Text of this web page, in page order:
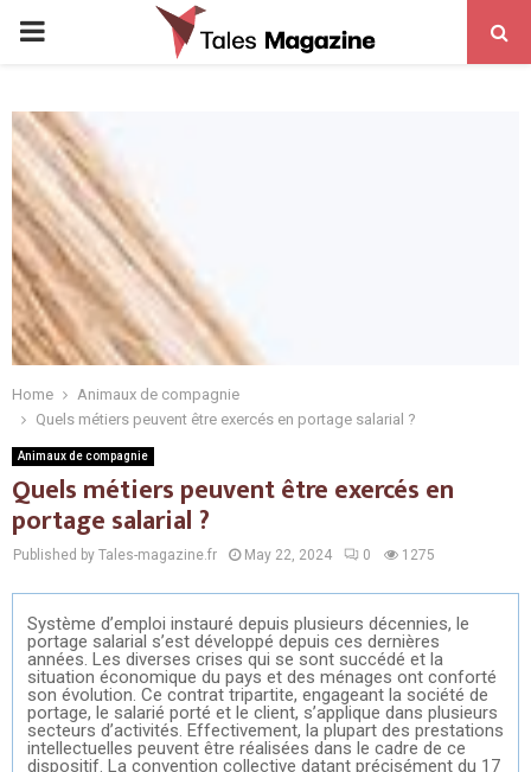
PRIMARY
Home
Animaux de compagnie
Quels métiers peuvent être exercés en portage salarial ?
Animaux de compagnie
Quels métiers peuvent être exercés en
portage salarial ?
Published by Tales-magazine.fr May 22, 2024 0 1275
Système d’emploi instauré depuis plusieurs décennies, le
portage salarial s’est développé depuis ces dernières
années. Les diverses crises qui se sont succédé et la
situation économique du pays et des ménages ont conforté
son évolution. Ce contrat tripartite, engageant la société de
portage, le salarié porté et le client, s’applique dans plusieurs
secteurs d’activités. Effectivement, la plupart des prestations
intellectuelles peuvent être réalisées dans le cadre de ce
dispositif. La convention collective datant précisément du 17